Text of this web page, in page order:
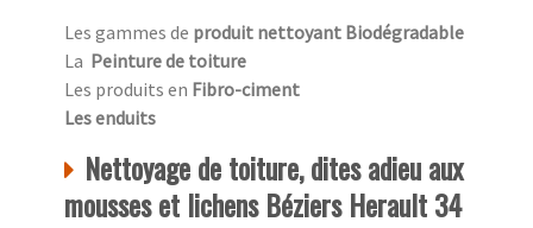
Les gammes de produit nettoyant Biodégradable
La Peinture de toiture
Les produits en Fibro-ciment
Les enduits
Nettoyage de toiture, dites adieu aux
mousses et lichens Béziers Herault 34